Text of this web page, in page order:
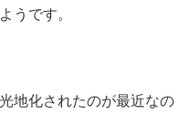
うです。
地化されたのが最近なの